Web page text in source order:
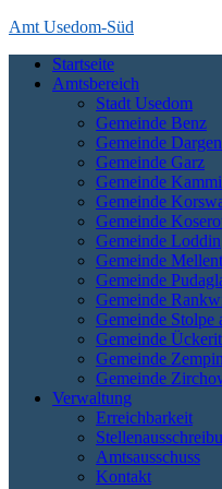
Skip
content
Amt Usedom-Süd
Das Amt Usedom-Süd ist
die Zecheriner Brücke im
Startseite
Amtsbereich
Stadt Usedom
Gemeinde Benz
Gemeinde Dargen
Gemeinde Garz
Gemeinde
Gemeinde
Gemeinde
Gemeinde Loddin
Gemeinde
Gemeinde
Gemeinde
Gemeinde Stolpe
Gemeinde
Gemeinde Zempin
Gemeinde
Verwaltung
Erreichbarkeit
Amtsausschuss
Kontakt